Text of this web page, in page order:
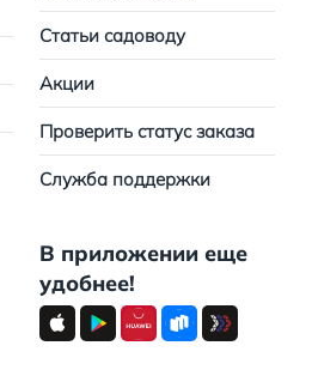
Статьи садоводу
Акции
Проверить статус заказа
Служба поддержки
В приложении еще
удобнее!